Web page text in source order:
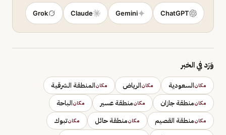
ChatGPT
Gemini
Claude
Grok
وَرَد في الخبر
مكانالسعودية مكانالرياض مكانالمنطقة الشرقية
مكانمنطقة جازان مكانمنطقة عسير مكانالباحة
مكانمنطقة القصيم مكانمنطقة حائل مكانتبوك